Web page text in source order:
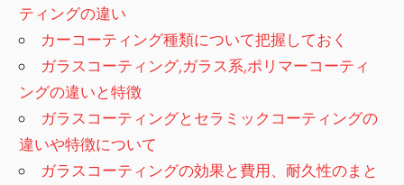
シ
ョ
ン
ティングの違い
カーコーティング種類について把握しておく
ガラスコーティング,ガラス系,ポリマーコーティ
ングの違いと特徴
ガラスコーティングとセラミックコーティングの
違いや特徴について
ガラスコーティングの効果と費用、耐久性のまと